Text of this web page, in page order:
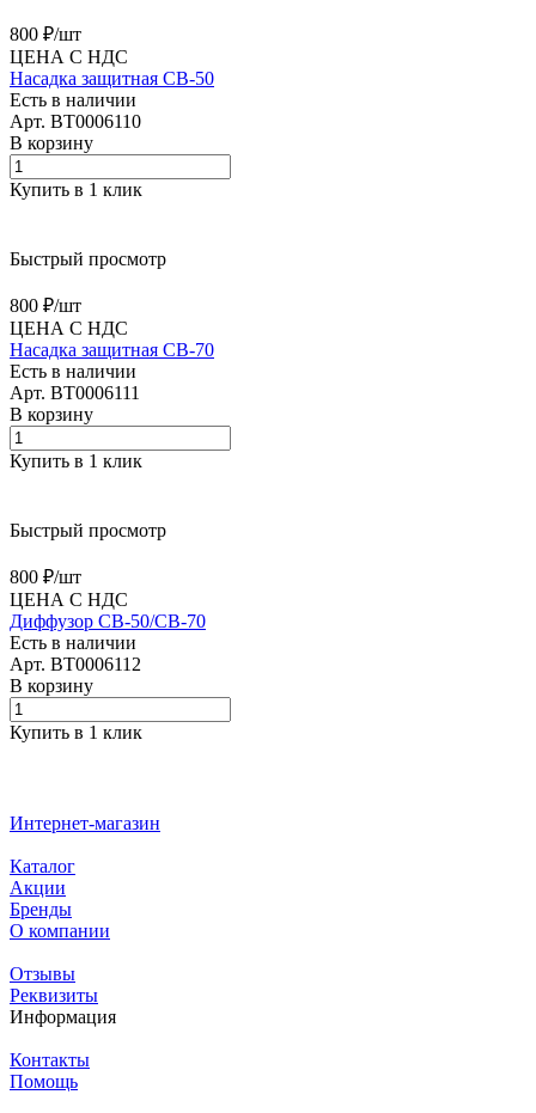
800 ₽/шт
ЦЕНА С НДС
Насадка защитная CB-50
Есть в наличии
Арт. BT0006110
В корзину
Купить в 1 клик
Быстрый просмотр
800 ₽/шт
ЦЕНА С НДС
Насадка защитная CB-70
Есть в наличии
Арт. BT0006111
В корзину
Купить в 1 клик
Быстрый просмотр
800 ₽/шт
ЦЕНА С НДС
Диффузор CB-50/CB-70
Есть в наличии
Арт. BT0006112
В корзину
Купить в 1 клик
Интернет-магазин
Каталог
Акции
Бренды
О компании
Отзывы
Реквизиты
Информация
Контакты
Помощь